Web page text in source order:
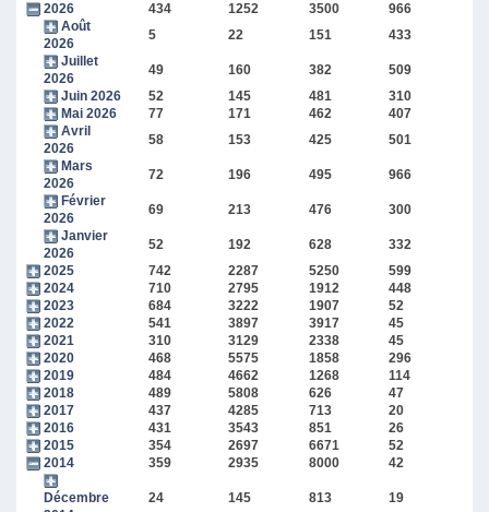
2026 434 1252 3500 966
Août
2026
5 22 151 433
Juillet
2026
49 160 382 509
Juin 2026
52 145 481 310
Mai 2026
77 171 462 407
Avril
2026
58 153 425 501
Mars
2026
72 196 495 966
Février
2026
69 213 476 300
Janvier
2026
52 192 628 332
2025
742 2287 5250 599
2024
710 2795 1912 448
2023
684 3222 1907 52
2022
541 3897 3917 45
2021
310 3129 2338 45
2020
468 5575 1858 296
2019
484 4662 1268 114
2018
489 5808 626 47
2017
437 4285 713 20
2016
431 3543 851 26
2015
354 2697 6671 52
2014
359 2935 8000 42
Décembre
24 145 813 19